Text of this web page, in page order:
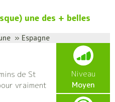
une des + belles
» Espagne
de St
vraiment
Niveau
Moyen